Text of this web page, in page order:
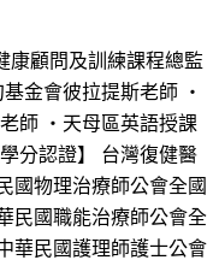
康顧問及訓練課程總監
金會彼拉提斯老師 ・
師 ・天母區英語授課
分認證】 台灣復健醫
國物理治療師公會全國
民國職能治療師公會全
華民國護理師護士公會